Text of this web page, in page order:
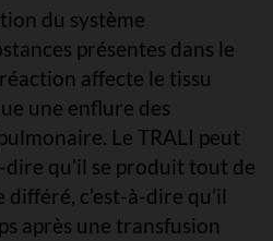
du système
présentes dans le
affecte le tissu
une enflure des
Le TRALI peut
dire qu’il se produit tout de
c’est-à-dire qu’il
après une transfusion